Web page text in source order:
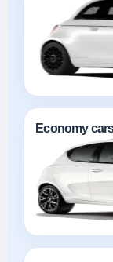
Economy